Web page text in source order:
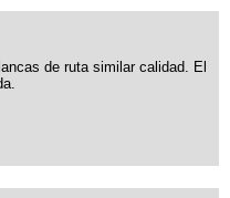
de ruta similar calidad. El